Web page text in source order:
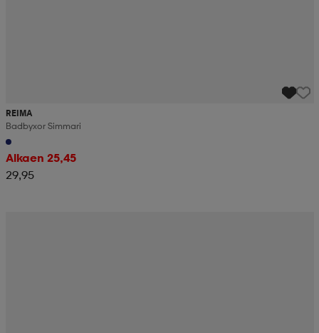
REIMA
Badbyxor Simmari
Alkaen 25,45
29,95